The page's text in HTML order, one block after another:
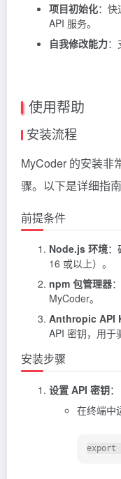
项目初始化：
API 服务。
自我修改能力：
使用帮助
安装流程
MyCoder 的安装非
骤。以下是详细指南
前提条件
Node.js 环境
16 或以上）。
npm 包管理器
MyCoder。
Anthropic API
API 密钥，用于
安装步骤
设置 API 密钥：
在终端中